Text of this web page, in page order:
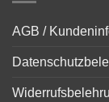
AGB /